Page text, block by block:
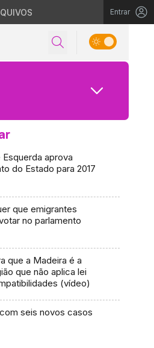
Entrar
aprova
do Estado para 2017
que emigrantes
no parlamento
que a Madeira é a
que não aplica lei
(vídeo)
seis novos casos